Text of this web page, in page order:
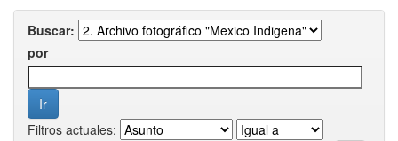
Buscar:
por
Filtros actuales: